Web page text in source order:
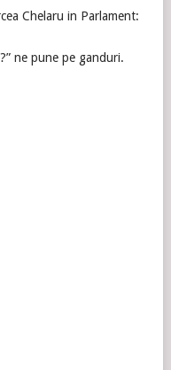
Chelaru in Parlament:
ne pune pe ganduri.